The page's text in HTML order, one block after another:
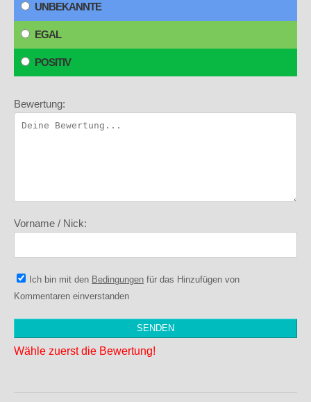
UNBEKANNTE
EGAL
POSITIV
Bewertung:
Vorname / Nick:
Ich bin mit den Bedingungen für das Hinzufügen von
Kommentaren einverstanden
Wähle zuerst die Bewertung!